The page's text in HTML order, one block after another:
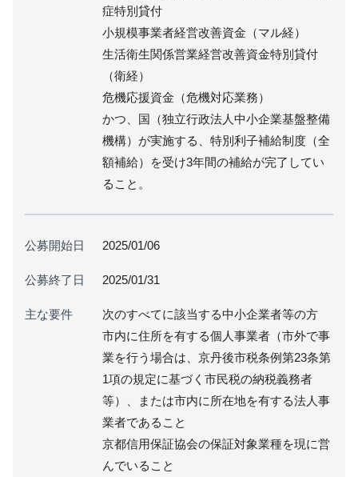
症特別貸付
小規模事業者経営改善資金（マル経）
生活衛生関係営業経営改善資金特別貸付
（衛経）
危機応援資金（危機対応業務）
かつ、国（独立行政法人中小企業基盤整備
機構）が実施する、特別利子補給制度（全
額補給）を受け3年間の補給が完了してい
ること。
公募開始日 2025/01/06
公募終了日 2025/01/31
主な要件
次のすべてに該当する中小企業者等の方
市内に住所を有する個人事業者（市外で事
業を行う場合は、京丹後市税条例第23条第
1項の規定に基づく市民税の納税義務者
等）、または市内に所在地を有する法人事
業者であること
京都信用保証協会の保証対象業種を現に営
んでいること